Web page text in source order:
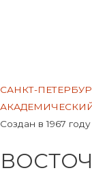
САНКТ-
Создан в 1967 году